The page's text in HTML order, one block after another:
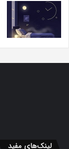
لینک‌های مفید